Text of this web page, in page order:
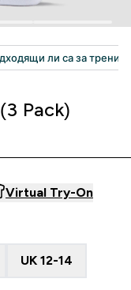
Pack)
Virtual Try-On
UK 12-14